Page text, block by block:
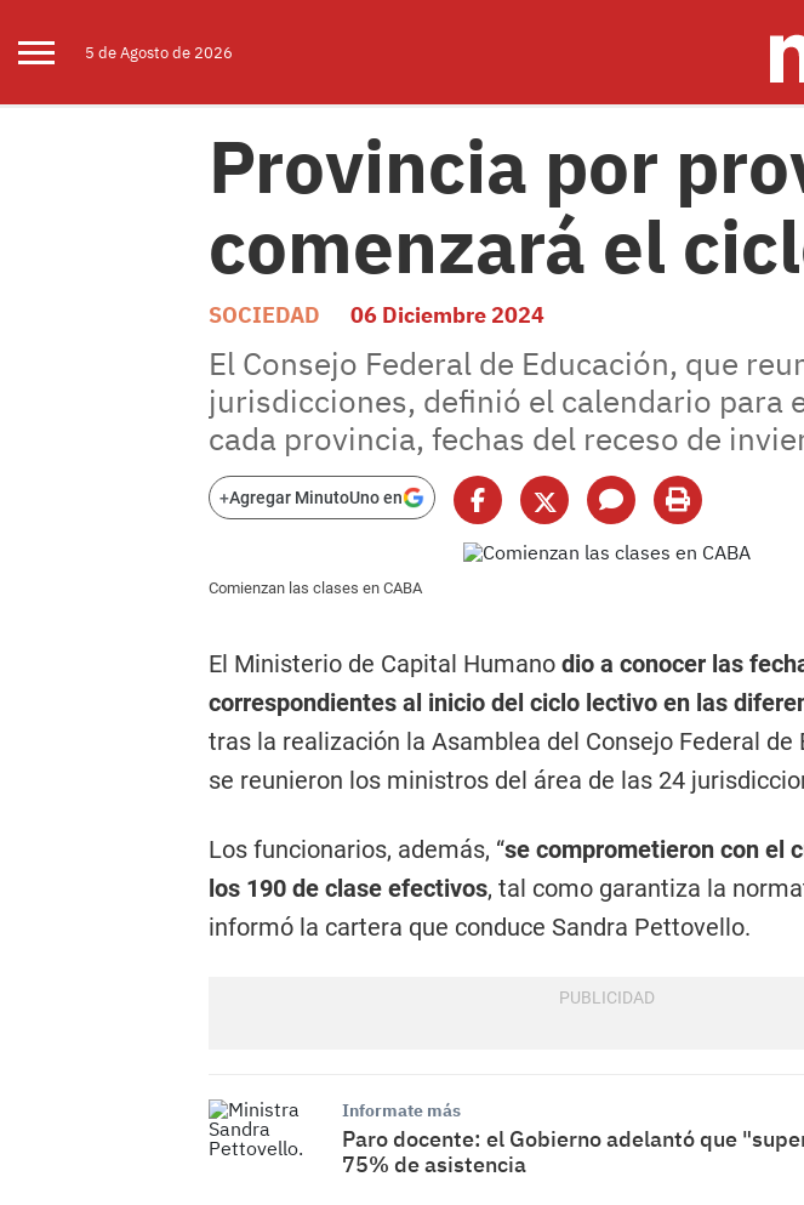
5 deAgostode 2026
Provincia por
comenzará el
SOCIEDAD 06 Diciembre 2024
El Consejo Federal de Educación, que
jurisdicciones, definió el calendario para
cada provincia, fechas del receso de
+Agregar MinutoUno en
Comienzan las clases en CABA
El Ministerio de Capital Humano dio a conocer las
correspondientes al inicio del ciclo lectivo en las
tras la realización la Asamblea del Consejo Federal de
se reunieron los ministros del área de las 24
Los funcionarios, además, “se comprometieron con el
los 190 de clase efectivos, tal como garantiza la
informó la cartera que conduce Sandra Pettovello.
Informate más
Paro docente: el Gobierno adelantó que
75% de asistencia